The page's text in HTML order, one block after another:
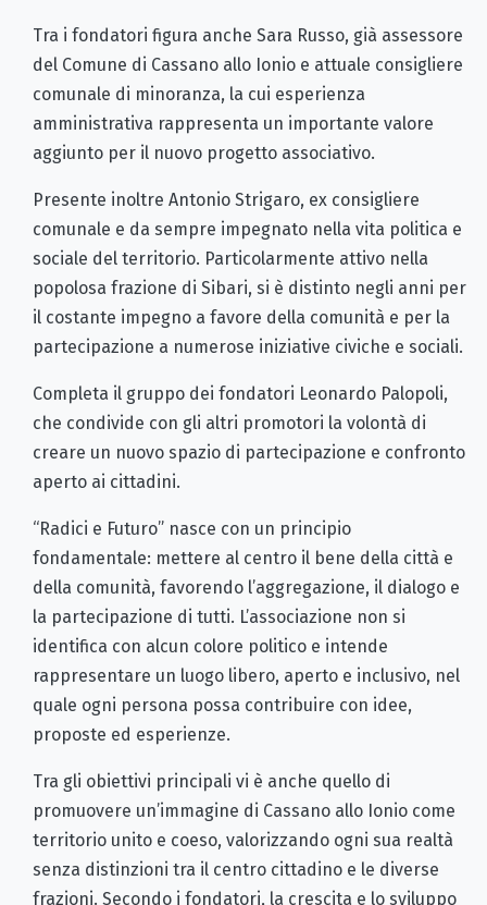
Tra i fondatori figura anche Sara Russo, già assessore
del Comune di Cassano allo Ionio e attuale consigliere
comunale di minoranza, la cui esperienza
amministrativa rappresenta un importante valore
aggiunto per il nuovo progetto associativo.
Presente inoltre Antonio Strigaro, ex consigliere
comunale e da sempre impegnato nella vita politica e
sociale del territorio. Particolarmente attivo nella
popolosa frazione di Sibari, si è distinto negli anni per
il costante impegno a favore della comunità e per la
partecipazione a numerose iniziative civiche e sociali.
Completa il gruppo dei fondatori Leonardo Palopoli,
che condivide con gli altri promotori la volontà di
creare un nuovo spazio di partecipazione e confronto
aperto ai cittadini.
“Radici e Futuro” nasce con un principio
fondamentale: mettere al centro il bene della città e
della comunità, favorendo l’aggregazione, il dialogo e
la partecipazione di tutti. L’associazione non si
identifica con alcun colore politico e intende
rappresentare un luogo libero, aperto e inclusivo, nel
quale ogni persona possa contribuire con idee,
proposte ed esperienze.
Tra gli obiettivi principali vi è anche quello di
promuovere un’immagine di Cassano allo Ionio come
territorio unito e coeso, valorizzando ogni sua realtà
senza distinzioni tra il centro cittadino e le diverse
frazioni. Secondo i fondatori, la crescita e lo sviluppo